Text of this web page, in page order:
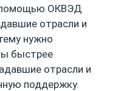
помощью ОКВЭД
отрасли и
нужно
быстрее
отрасли и
поддержку.